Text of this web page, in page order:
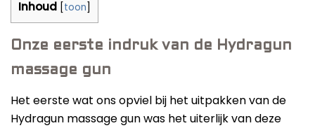
Inhoud [toon]
Onze eerste indruk van de Hydragun
massage gun
Het eerste wat ons opviel bij het uitpakken van de
Hydragun massage gun was het uiterlijk van deze